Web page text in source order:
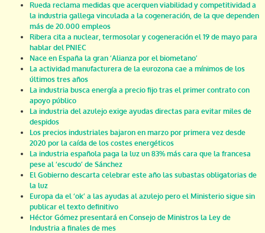
Rueda reclama medidas que acerquen viabilidad y competitividad a
la industria gallega vinculada a la cogeneración, de la que dependen
más de 20.000 empleos
Ribera cita a nuclear, termosolar y cogeneración el 19 de mayo para
hablar del PNIEC
Nace en España la gran ‘Alianza por el biometano’
La actividad manufacturera de la eurozona cae a mínimos de los
últimos tres años
La industria busca energía a precio fijo tras el primer contrato con
apoyo público
La industria del azulejo exige ayudas directas para evitar miles de
despidos
Los precios industriales bajaron en marzo por primera vez desde
2020 por la caída de los costes energéticos
La industria española paga la luz un 83% más cara que la francesa
pese al ‘escudo’ de Sánchez
El Gobierno descarta celebrar este año las subastas obligatorias de
la luz
Europa da el ‘ok’ a las ayudas al azulejo pero el Ministerio sigue sin
publicar el texto definitivo
Héctor Gómez presentará en Consejo de Ministros la Ley de
Industria a finales de mes